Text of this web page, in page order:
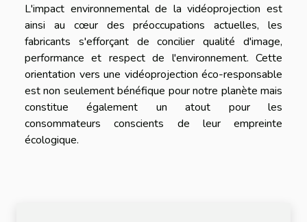
L'impact environnemental de la vidéoprojection est
ainsi au cœur des préoccupations actuelles, les
fabricants s'efforçant de concilier qualité d'image,
performance et respect de l'environnement. Cette
orientation vers une vidéoprojection éco-responsable
est non seulement bénéfique pour notre planète mais
constitue également un atout pour les
consommateurs conscients de leur empreinte
écologique.